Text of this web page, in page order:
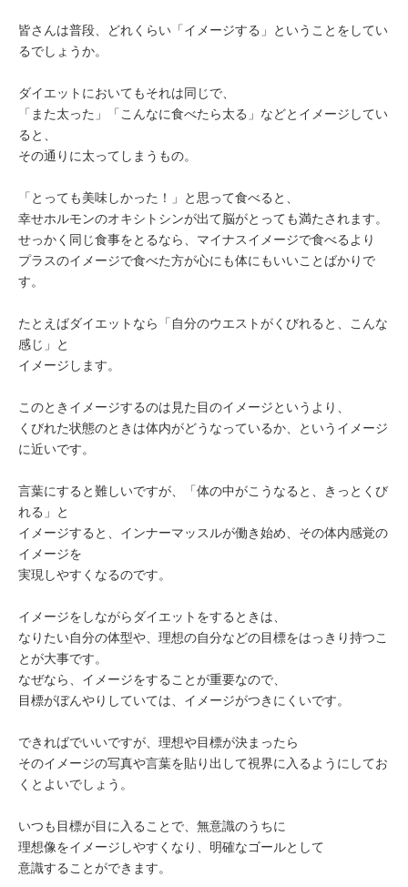
皆さんは普段、どれくらい「イメージする」ということをしてい
るでしょうか。
ダイエットにおいてもそれは同じで、
「また太った」「こんなに食べたら太る」などとイメージしてい
ると、
その通りに太ってしまうもの。
「とっても美味しかった！」と思って食べると、
幸せホルモンのオキシトシンが出て脳がとっても満たされます。
せっかく同じ食事をとるなら、マイナスイメージで食べるより
プラスのイメージで食べた方が心にも体にもいいことばかりで
す。
たとえばダイエットなら「自分のウエストがくびれると、こんな
感じ」と
イメージします。
このときイメージするのは見た目のイメージというより、
くびれた状態のときは体内がどうなっているか、というイメージ
に近いです。
言葉にすると難しいですが、「体の中がこうなると、きっとくび
れる」と
イメージすると、インナーマッスルが働き始め、その体内感覚の
イメージを
実現しやすくなるのです。
イメージをしながらダイエットをするときは、
なりたい自分の体型や、理想の自分などの目標をはっきり持つこ
とが大事です。
なぜなら、イメージをすることが重要なので、
目標がぼんやりしていては、イメージがつきにくいです。
できればでいいですが、理想や目標が決まったら
そのイメージの写真や言葉を貼り出して視界に入るようにしてお
くとよいでしょう。
いつも目標が目に入ることで、無意識のうちに
理想像をイメージしやすくなり、明確なゴールとして
意識することができます。